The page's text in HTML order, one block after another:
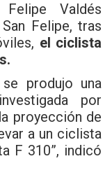
Valdés
Felipe, tras
el ciclista
produjo una
por
proyección de
a un ciclista
F 310”, indicó